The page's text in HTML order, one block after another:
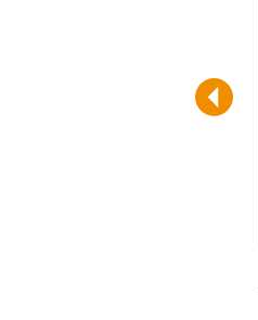
Virtuellen Thementage (VTT)